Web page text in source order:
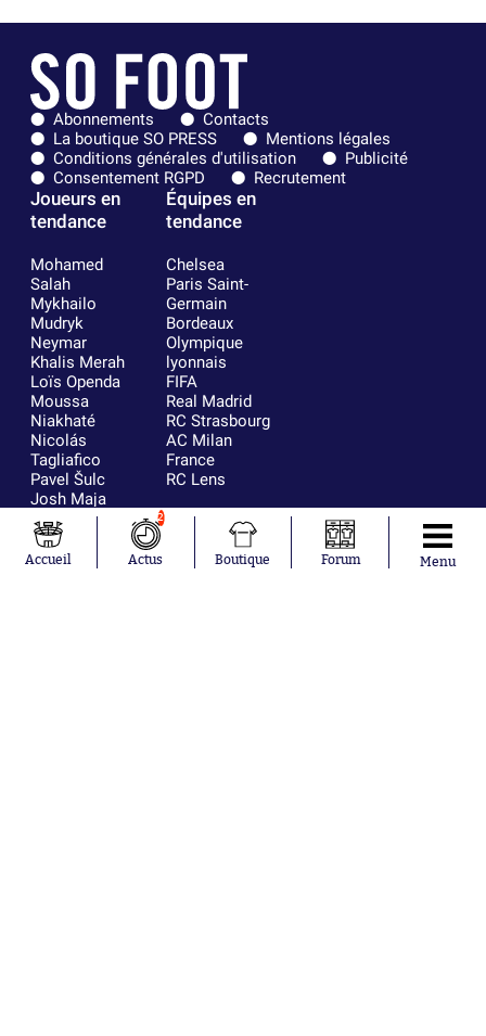
Abonnements
Contacts
La boutique SO PRESS
Mentions légales
Conditions générales d'utilisation
Publicité
Consentement RGPD
Recrutement
Joueurs en
tendance
Mohamed
Salah
Mykhailo
Mudryk
Neymar
Khalis Merah
Loïs Openda
Moussa
Niakhaté
Nicolás
Tagliafico
Pavel Šulc
Josh Maja
Gauthier Hein
Équipes en
tendance
Chelsea
Paris Saint-
Germain
Bordeaux
Olympique
lyonnais
FIFA
Real Madrid
RC Strasbourg
AC Milan
France
RC Lens
Accueil
2
Actus Boutique Forum Menu